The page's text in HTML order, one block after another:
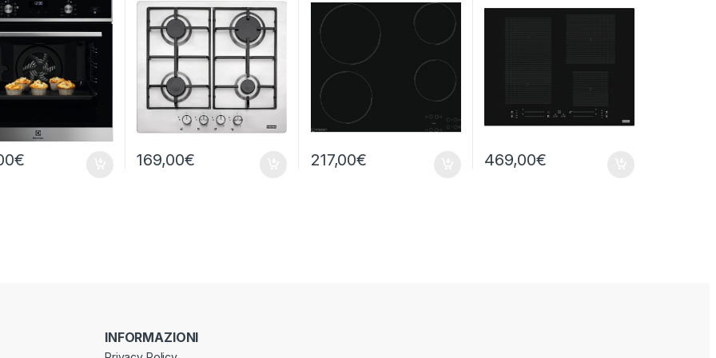
€ 169,00€ 217,00€ 469,00€
INFORMAZIONI